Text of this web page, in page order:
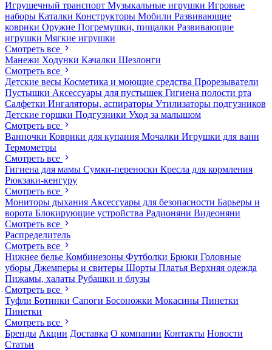
Игрушечный транспорт Музыкальные игрушки Игровые
наборы Каталки Конструкторы Мобили Развивающие
коврики Оружие Погремушки, пищалки Развивающие
игрушки Мягкие игрушки
Смотреть все
Манежи Ходунки Качалки Шезлонги
Смотреть все
Детские весы Косметика и моющие средства Прорезыватели
Пустышки Аксессуары для пустышек Гигиена полости рта
Салфетки Ингаляторы, аспираторы Утилизаторы подгузников
Детские горшки Подгузники Уход за малышом
Смотреть все
Ванночки Коврики для купания Мочалки Игрушки для ванн
Термометры
Смотреть все
Гигиена для мамы Сумки-переноски Кресла для кормления
Рюкзаки-кенгуру
Смотреть все
Мониторы дыхания Аксессуары для безопасности Барьеры и
ворота Блокирующие устройства Радионяни Видеоняни
Смотреть все
Распределитель
Смотреть все
Нижнее белье Комбинезоны Футболки Брюки Головные
уборы Джемперы и свитеры Шорты Платья Верхняя одежда
Пижамы, халаты Рубашки и блузы
Смотреть все
Туфли Ботинки Сапоги Босоножки Мокасины Пинетки
Пинетки
Смотреть все
Бренды Акции Доставка О компании Контакты Новости
Статьи